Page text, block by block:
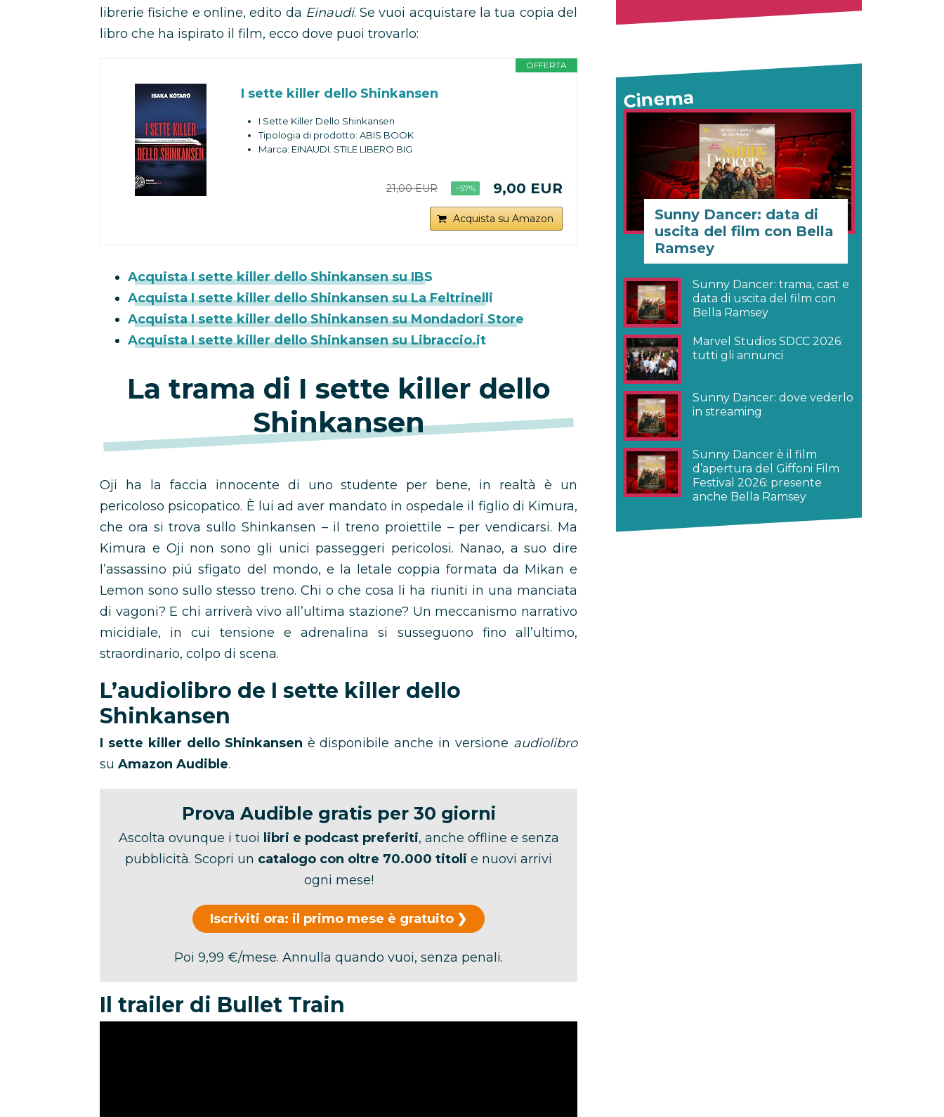
librerie fisiche e online, edito da Einaudi. Se vuoi acquistare la tua copia del
libro che ha ispirato il film, ecco dove puoi trovarlo:
OFFERTA
I sette killer dello Shinkansen
I Sette Killer Dello Shinkansen
Tipologia di prodotto: ABIS BOOK
Marca: EINAUDI. STILE LIBERO BIG
21,00 EUR −57% 9,00 EUR
Acquista su Amazon
Acquista I sette killer dello Shinkansen su IBS
Acquista I sette killer dello Shinkansen su La Feltrinelli
Acquista I sette killer dello Shinkansen su Mondadori Store
Acquista I sette killer dello Shinkansen su Libraccio.it
La trama di I sette killer dello
Shinkansen
Oji ha la faccia innocente di uno studente per bene, in realtà è un
pericoloso psicopatico. È lui ad aver mandato in ospedale il figlio di Kimura,
che ora si trova sullo Shinkansen – il treno proiettile – per vendicarsi. Ma
Kimura e Oji non sono gli unici passeggeri pericolosi. Nanao, a suo dire
l’assassino piú sfigato del mondo, e la letale coppia formata da Mikan e
Lemon sono sullo stesso treno. Chi o che cosa li ha riuniti in una manciata
di vagoni? E chi arriverà vivo all’ultima stazione? Un meccanismo narrativo
micidiale, in cui tensione e adrenalina si susseguono fino all’ultimo,
straordinario, colpo di scena.
L’audiolibro de I sette killer dello
Shinkansen
I sette killer dello Shinkansen è disponibile anche in versione audiolibro
su Amazon Audible.
Prova Audible gratis per 30 giorni
Ascolta ovunque i tuoi libri e podcast preferiti, anche offline e senza
pubblicità. Scopri un catalogo con oltre 70.000 titoli e nuovi arrivi
ogni mese!
Iscriviti ora: il primo mese è gratuito
Poi 9,99 €/mese. Annulla quando vuoi, senza penali.
Il trailer di Bullet Train
Cinema
Sunny Dancer: data di
uscita del film con Bella
Ramsey
Sunny Dancer: trama, cast e
data di uscita del film con
Bella Ramsey
Marvel Studios SDCC 2026:
tutti gli annunci
Sunny Dancer: dove vederlo
in streaming
Sunny Dancer è il film
d’apertura del Giffoni Film
Festival 2026: presente
anche Bella Ramsey